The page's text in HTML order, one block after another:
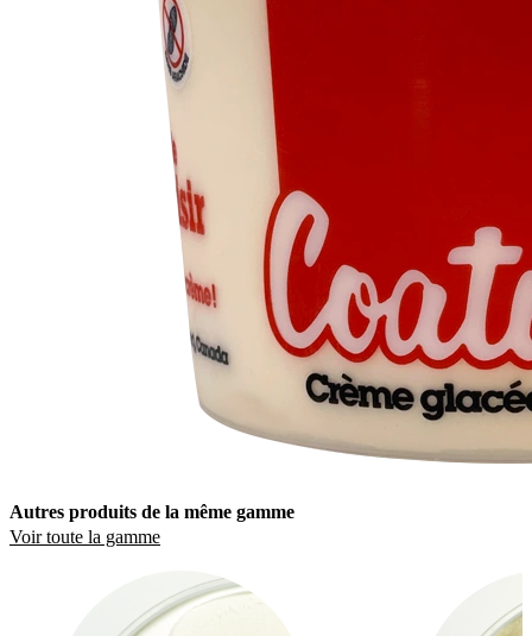
Autres produits de la même gamme
Voir toute la gamme